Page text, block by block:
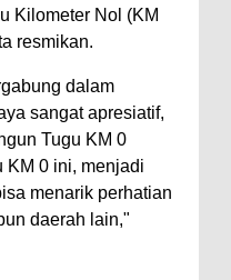
Air Bersih
Bima Tinjau Rumah
Layak Huni di
Oi Mbo, Dorong
Bantuan BSPS
Kota Bima
Usulan Inpres
Kilometer Nol (KM
resmikan.
dalam
sangat apresiatif,
Tugu KM 0
KM 0 ini, menjadi
menarik perhatian
daerah lain,"